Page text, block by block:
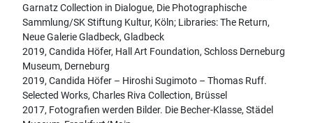
Garnatz Collection in Dialogue, Die Photographische
Sammlung/SK Stiftung Kultur, Köln; Libraries: The Return,
Neue Galerie Gladbeck, Gladbeck
2019, Candida Höfer, Hall Art Foundation, Schloss Derneburg
Museum, Derneburg
2019, Candida Höfer – Hiroshi Sugimoto – Thomas Ruff.
Selected Works, Charles Riva Collection, Brüssel
2017, Fotografien werden Bilder. Die Becher-Klasse, Städel